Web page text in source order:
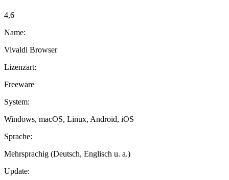
4,6
Name:
Vivaldi Browser
Lizenzart:
Freeware
System:
Windows, macOS, Linux, Android, iOS
Sprache:
Mehrsprachig (Deutsch, Englisch u. a.)
Update: